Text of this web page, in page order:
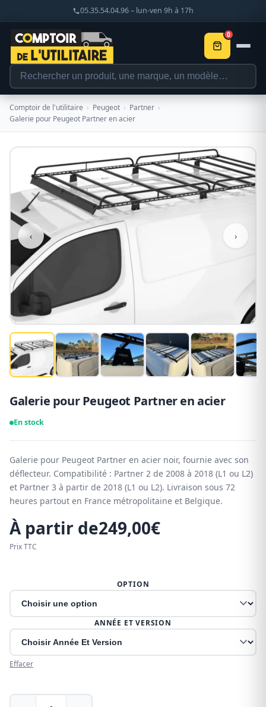
05.35.54.04.96 – lun-ven 9h à 17h
0
Comptoir de l'utilitaire › Peugeot › Partner ›
Galerie pour Peugeot Partner en acier
‹ ›
Galerie pour Peugeot Partner en acier
En stock
Galerie pour Peugeot Partner en acier noir, fournie avec son
déflecteur. Compatibilité : Partner 2 de 2008 à 2018 (L1 ou L2)
et Partner 3 à partir de 2018 (L1 ou L2). Livraison sous 72
heures partout en France métropolitaine et Belgique.
À partir de249,00€
Prix TTC
OPTION
ANNÉE ET VERSION
Effacer